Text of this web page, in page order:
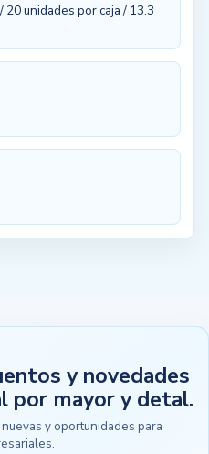
20 unidades por caja / 13.3
y novedades
por mayor y detal.
y oportunidades para